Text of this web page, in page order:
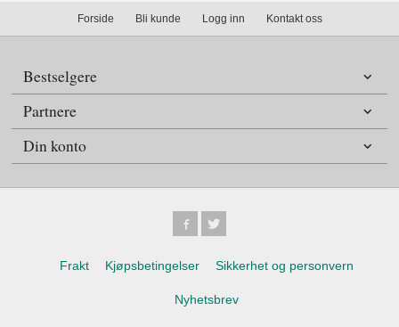
Forside Bli kunde Logg inn Kontakt oss
Bestselgere
Partnere
Din konto
Frakt Kjøpsbetingelser Sikkerhet og personvern
Nyhetsbrev